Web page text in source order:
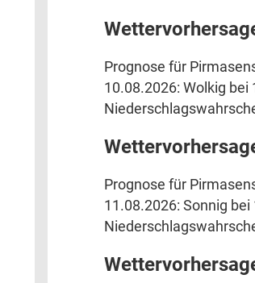
Prognose für
10.08.2026: Wolkig bei
Prognose für
11.08.2026: Sonnig bei